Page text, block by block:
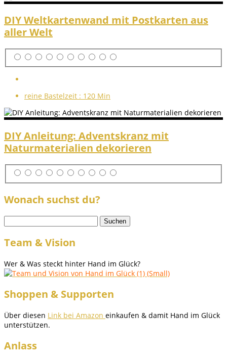
DIY Weltkartenwand mit Postkarten aus
aller Welt
reine Bastelzeit : 120 Min
DIY Anleitung: Adventskranz mit
Naturmaterialien dekorieren
Wonach suchst du?
nach:
Team & Vision
Wer & Was steckt hinter Hand im Glück?
Shoppen & Supporten
Über diesen Link bei Amazon einkaufen & damit Hand im Glück
unterstützen.
Anlass